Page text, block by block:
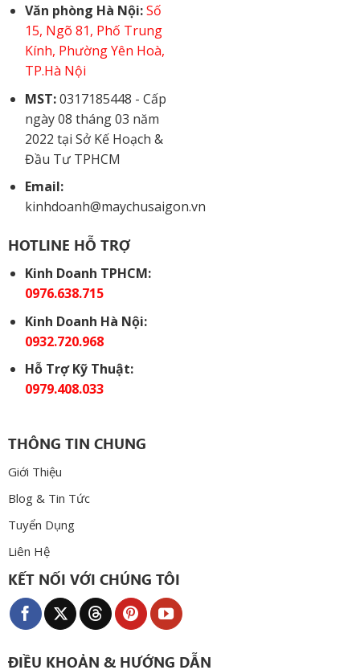
Văn phòng Hà Nội: Số
15, Ngõ 81, Phố Trung
Kính, Phường Yên Hoà,
TP.Hà Nội
MST:0317185448 - Cấp
ngày 08 tháng 03 năm
2022 tại Sở Kế Hoạch &
Đầu Tư TPHCM
Email:
kinhdoanh@maychusaigon.vn
HOTLINE HỖ TRỢ
Kinh Doanh TPHCM:
0976.638.715
Kinh Doanh Hà Nội:
0932.720.968
Hỗ Trợ Kỹ Thuật:
0979.408.033
THÔNG TIN CHUNG
Giới Thiệu
Blog & Tin Tức
Tuyển Dụng
Liên Hệ
KẾT NỐI VỚI CHÚNG TÔI
ĐIỀU KHOẢN & HƯỚNG DẪN